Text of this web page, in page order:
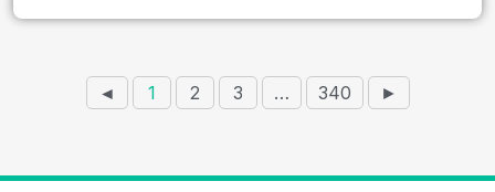
◄ 1 2 3 … 340 ►